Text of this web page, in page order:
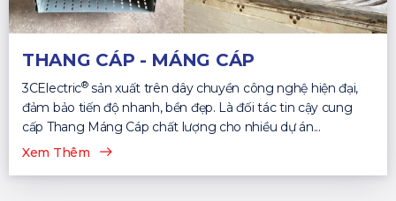
THANG CÁP - MÁNG CÁP
3CElectric®sản xuất trên dây chuyền công nghệ hiện đại,
đảm bảo tiến độ nhanh, bền đẹp. Là đối tác tin cậy cung
cấp Thang Máng Cáp chất lượng cho nhiều dự án...
Xem Thêm